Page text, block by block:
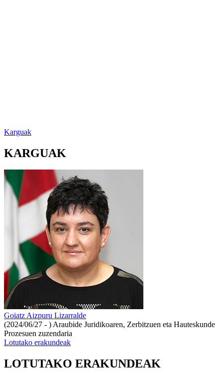
Karguak
KARGUAK
Goiatz Aizpuru Lizarralde
(2024/06/27 - )Araubide Juridikoaren, Zerbitzuen eta Hauteskunde
Prozesuen zuzendaria
Lotutako erakundeak
LOTUTAKO ERAKUNDEAK